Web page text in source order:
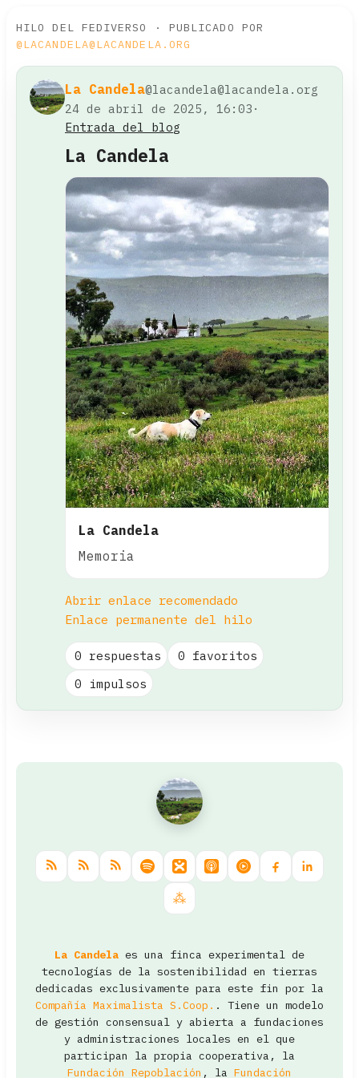
HILO DEL FEDIVERSO · PUBLICADO POR
@LACANDELA@LACANDELA.ORG
La Candela@lacandela@lacandela.org
24 de abril de 2025, 16:03 ·
Entrada del blog
La Candela
La Candela
Memoria
Abrir enlace recomendado
Enlace permanente del hilo
0 respuestas
0 favoritos
0 impulsos
La Candela es una finca experimental de
tecnologías de la sostenibilidad en tierras
dedicadas exclusivamente para este fin por la
Compañía Maximalista S.Coop. . Tiene un modelo
de gestión consensual y abierta a fundaciones
y administraciones locales en el que
participan la propia cooperativa, la
Fundación Repoblación , la Fundación